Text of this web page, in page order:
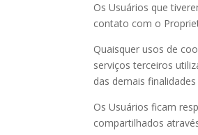
Os Usuários que
contato com o
Quaisquer usos de
serviços terceiros
das demais
Os Usuários ficam
compartilhados